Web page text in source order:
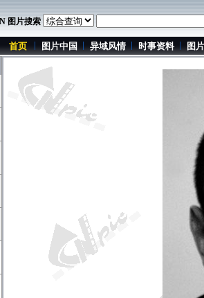
图片搜索
首页 图片中国 异域风情 时事资料 图